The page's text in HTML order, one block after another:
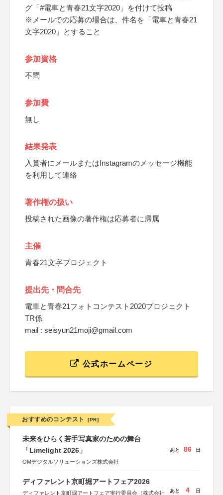
グ「#電車と青春21文字2020」を付けて投稿
※メールでの応募の場合は、件名を「電車と青春21
文字2020」とすること
参加資格
不問
参加費
無し
結果発表
入賞者にメールまたはInstagramのメッセージ機能
を利用して連絡
著作権の扱い
投稿された画像の著作権は応募者に帰属
主催
青春21文字プロジェクト
提出先・問合先
電車と青春21フォトコンテスト2020プロジェクト
TR係
mail : seisyun21moji@gmail.com
公式ホームページ
おすすめのコンテスト [PR]
未来をひらく若手写真家のための舞台
「Limelight 2026」
OMデジタルソリューションズ株式会社
あと 86 日
ディファレント京町堀アートフェア2026
ディファレント京町堀アートフェア実行委員会（株式会社 あと 4 日